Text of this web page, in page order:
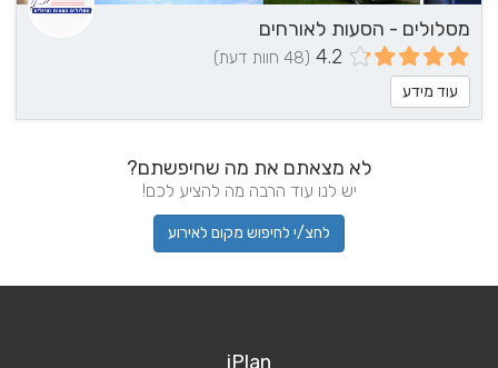
מסלולים - הסעות לאורחים
4.2 (48 חוות דעת)
עוד מידע
לא מצאתם את מה שחיפשתם?
יש לנו עוד הרבה מה להציע לכם!
לחצ/י לחיפוש מקום לאירוע
iPlan